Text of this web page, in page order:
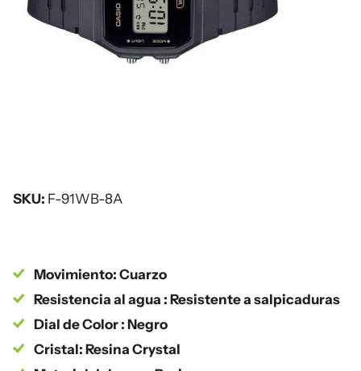
SKU: F-91WB-8A
Movimiento: Cuarzo
Resistencia al agua : Resistente a salpicaduras
Dial de Color : Negro
Cristal: Resina Crystal